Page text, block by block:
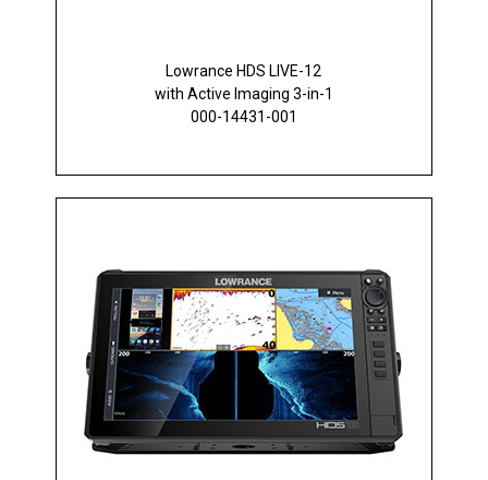
Lowrance HDS LIVE-12
with Active Imaging 3-in-1
000-14431-001